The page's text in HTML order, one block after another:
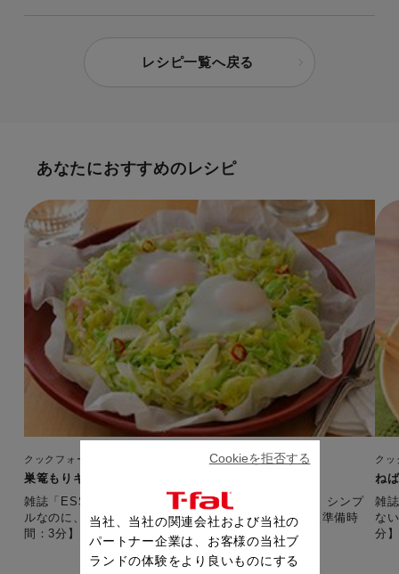
レシピ一覧へ戻る
あなたにおすすめのレシピ
クックフォーミー エクスプレス（210レシピ内蔵）
巣篭もりキャベツ(1週間レシピ・春)
雑誌「ESSE」とコラボした1週間・春の金曜レシピ。 シンプ
ルなのに、やみつきになる！唐辛子がアクセント。 【準備時
間：3分】
クッ
ね
雑
ない
分】
当社、当社の関連会社および当社の
パートナー企業は、お客様の当社ブ
ランドの体験をより良いものにする
Cookieを拒否する